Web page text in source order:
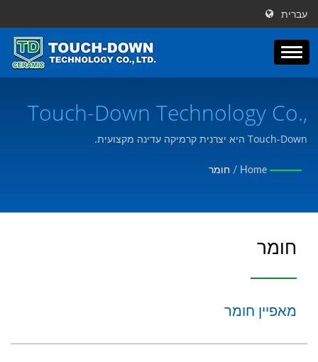
עברית
Touch-Down Technology Co.,
Ltd.
Touch-Down היא יצרנית קרמיקה עדינה מקצועית.
Home
/ חומר
חומר
מאפיין חומר